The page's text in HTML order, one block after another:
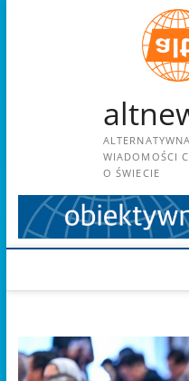
WIADOMOŚCI
O ŚWIECIE